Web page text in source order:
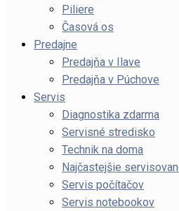
Piliere
Časová os
Predajne
Predajňa v Ilave
Predajňa v Púchove
Servis
Diagnostika zdarma
Servisné stredisko
Technik na doma
Najčastejšie
Servis počítačov
Servis notebookov